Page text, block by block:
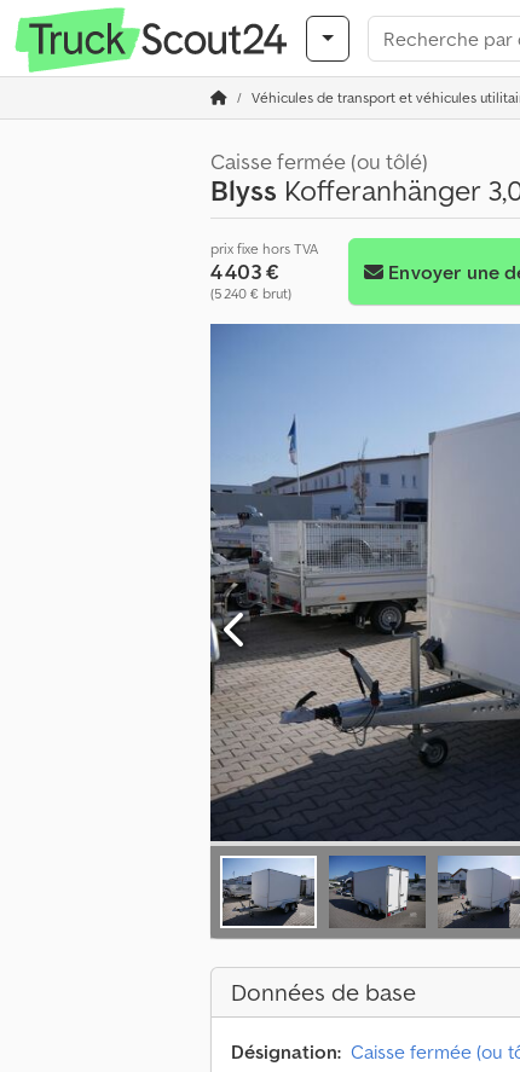
Véhicules de transport et véhicules
Caisse fermée (ou tôlé)
Blyss Kofferanhänger
prix fixe hors TVA
4 403 €
(5 240 € brut)
Envoyer une
Données de base
Désignation: Caisse fermée (ou